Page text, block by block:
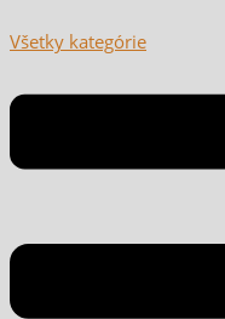
Všetky kategórie